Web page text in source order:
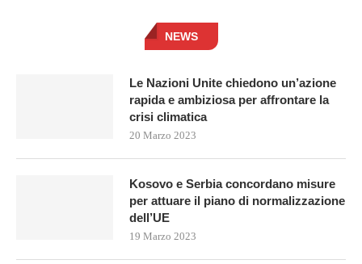
NEWS
Le Nazioni Unite chiedono un’azione
rapida e ambiziosa per affrontare la
crisi climatica
20 Marzo 2023
Kosovo e Serbia concordano misure
per attuare il piano di normalizzazione
dell’UE
19 Marzo 2023